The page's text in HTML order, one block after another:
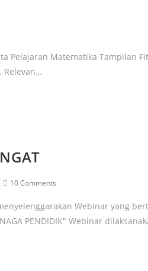
Pelajaran Matematika Tampilan
Relevan…
10 Comments
Webinar yang
PENDIDIK" Webinar